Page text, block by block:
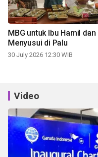
MBG untuk Ibu Hamil dan
Menyusui di Palu
30 July 2026 12:30 WIB
Video